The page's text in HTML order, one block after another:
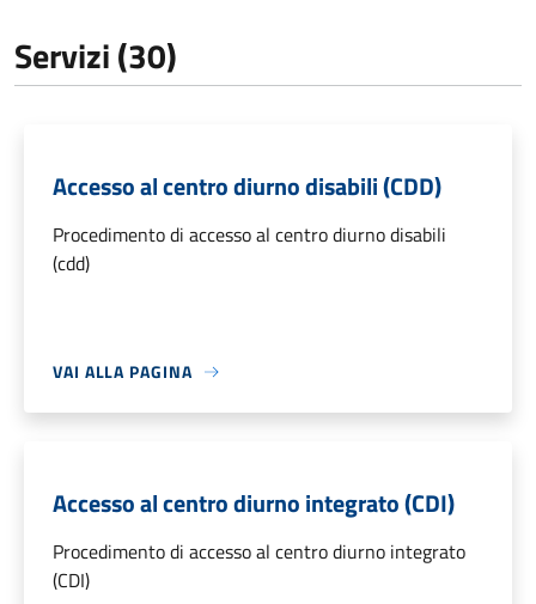
Servizi (30)
Accesso al centro diurno disabili (CDD)
Procedimento di accesso al centro diurno disabili
(cdd)
VAI ALLA PAGINA
Accesso al centro diurno integrato (CDI)
Procedimento di accesso al centro diurno integrato
(CDI)